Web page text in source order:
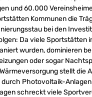
und 60.000
Kommunen die
bei den
Da viele Sportstätten
wurden, dominieren
oder sogar
stellt die
Photovoltaik-
schreckt viele